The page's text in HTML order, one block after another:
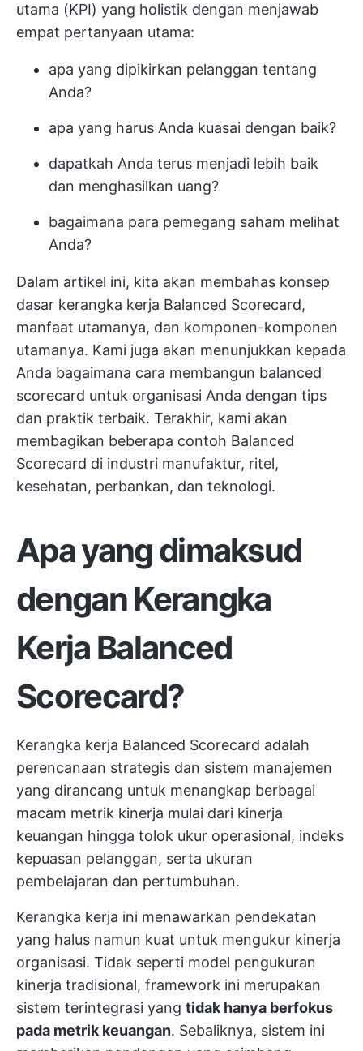
utama (KPI) yang holistik dengan menjawab
empat pertanyaan utama:
apa yang dipikirkan pelanggan tentang
Anda?
apa yang harus Anda kuasai dengan baik?
dapatkah Anda terus menjadi lebih baik
dan menghasilkan uang?
bagaimana para pemegang saham melihat
Anda?
Dalam artikel ini, kita akan membahas konsep
dasar kerangka kerja Balanced Scorecard,
manfaat utamanya, dan komponen-komponen
utamanya. Kami juga akan menunjukkan kepada
Anda bagaimana cara membangun balanced
scorecard untuk organisasi Anda dengan tips
dan praktik terbaik. Terakhir, kami akan
membagikan beberapa contoh Balanced
Scorecard di industri manufaktur, ritel,
kesehatan, perbankan, dan teknologi.
Apa yang dimaksud
dengan Kerangka
Kerja Balanced
Scorecard?
Kerangka kerja Balanced Scorecard adalah
perencanaan strategis dan sistem manajemen
yang dirancang untuk menangkap berbagai
macam metrik kinerja mulai dari kinerja
keuangan hingga tolok ukur operasional, indeks
kepuasan pelanggan, serta ukuran
pembelajaran dan pertumbuhan.
Kerangka kerja ini menawarkan pendekatan
yang halus namun kuat untuk mengukur kinerja
organisasi. Tidak seperti model pengukuran
kinerja tradisional, framework ini merupakan
sistem terintegrasi yang tidak hanya berfokus
pada metrik keuangan. Sebaliknya, sistem ini